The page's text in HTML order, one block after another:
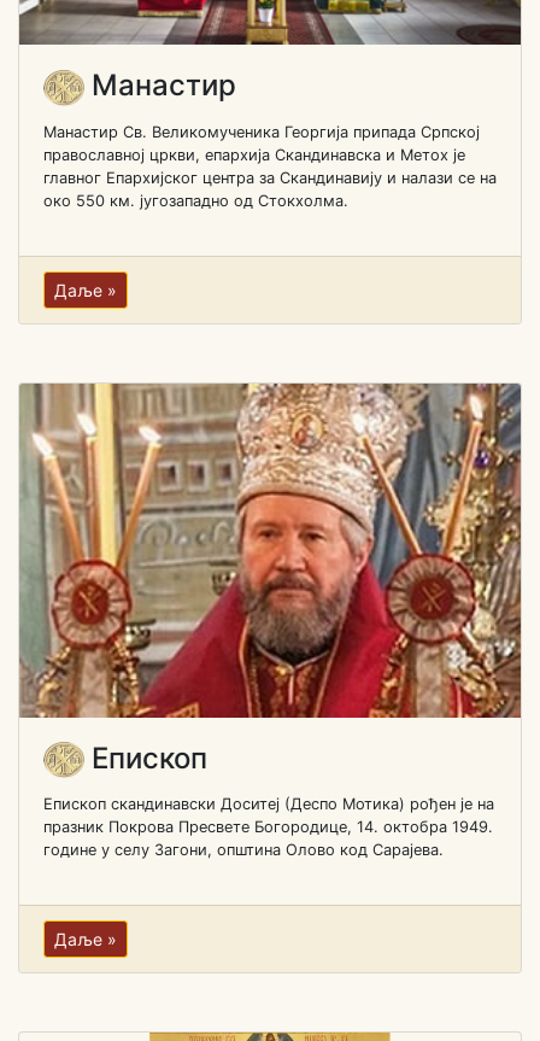
Манастир
Манастир Св. Великомученика Георгија припада Српској
православној цркви, епархија Скандинавска и Метох је
главног Епархијског центра за Скандинавију и налази се на
око 550 км. југозападно од Стокхолма.
Даље »
Епископ
Епископ скандинавски Доситеј (Деспо Мотика) рођен je на
празник Покрова Пресвете Богородице, 14. октобра 1949.
године у селу Загони, општина Олово код Сарајева.
Даље »